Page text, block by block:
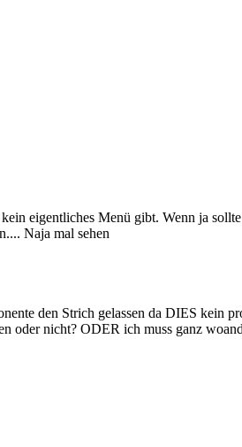
eigentliches Menü gibt. Wenn ja
Naja mal sehen
den Strich gelassen da DIES kein
oder nicht? ODER ich muss ganz